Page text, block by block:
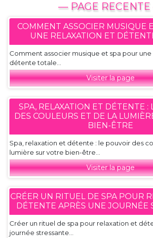
— PAGE
COMMENT ASSOCIER MUSIQUE
UNE RELAXATION ET
Comment associer musique et spa pour
détente totale...
Visiter la page
SPA, RELAXATION ET DÉTENTE :
DES COULEURS ET DE LA
BIEN-ÊTRE
Spa, relaxation et détente : le pouvoir des
lumière sur votre bien-être...
Visiter la page
CRÉER UN RITUEL DE SPA POUR
DÉTENTE APRÈS UNE JOURNÉE
Créer un rituel de spa pour relaxation et
journée stressante...